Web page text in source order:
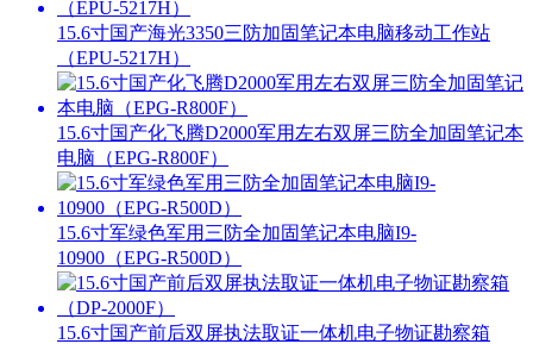
15.6寸国产海光3350三防加固笔记本电脑移动工作站
（EPU-5217H）
15.6寸国产化飞腾D2000军用左右双屏三防全加固笔记本
电脑（EPG-R800F）
15.6寸军绿色军用三防全加固笔记本电脑I9-
10900（EPG-R500D）
15.6寸国产前后双屏执法取证一体机电子物证勘察箱